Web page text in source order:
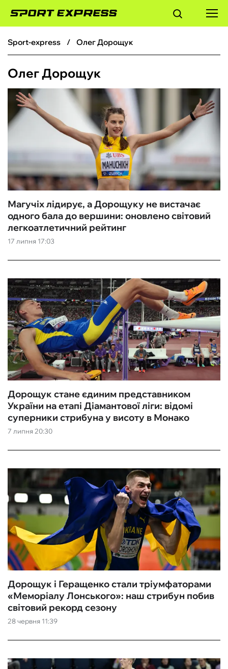
ФУТБОЛ
БАСКЕТБОЛ
БОКС
ТЕНІС
КІБЕРСПОРТ
ЧС-2026
ІНШІ
БУКМЕКЕРИ
sport-express Олег Дорощук
Олег Дорощук
17 липня 17:03
Магучіх лідирує, а Дорощуку не вистачає
одного бала до вершини: оновлено світовий
легкоатлетичний рейтинг
7 липня 20:30
Дорощук стане єдиним представником
України на етапі Діамантової ліги: відомі
суперники стрибуна у висоту в Монако
28 червня 11:39
Дорощук і Геращенко стали тріумфаторами
«Меморіалу Лонського»: наш стрибун побив
світовий рекорд сезону